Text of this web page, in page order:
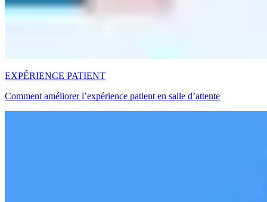
EXPÉRIENCE PATIENT
Comment améliorer l’expérience patient en salle d’attente